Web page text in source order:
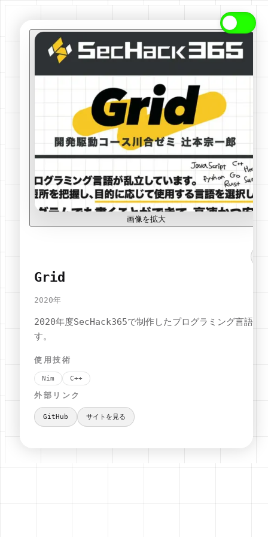
画像を拡大
Grid
2020年
2020年度SecHack365で制作したプログラミング言語で
す。
使用技術
Nim C++
外部リンク
GitHub サイトを見る